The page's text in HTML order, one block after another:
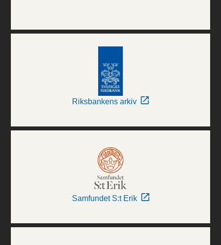
Riksbankens arkiv
Samfundet S:t Erik